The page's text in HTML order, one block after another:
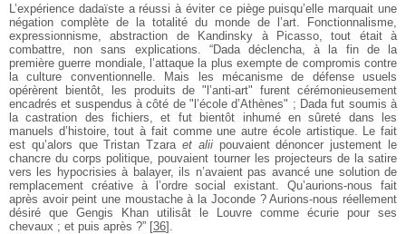
L’expérience dadaïste a réussi à éviter ce piège puisqu’elle marquait une
négation complète de la totalité du monde de l’art. Fonctionnalisme,
expressionnisme, abstraction de Kandinsky à Picasso, tout était à
combattre, non sans explications. “Dada déclencha, à la fin de la
première guerre mondiale, l’attaque la plus exempte de compromis contre
la culture conventionnelle. Mais les mécanisme de défense usuels
opérèrent bientôt, les produits de "l’anti-art" furent cérémonieusement
encadrés et suspendus à côté de "l’école d’Athènes" ; Dada fut soumis à
la castration des fichiers, et fut bientôt inhumé en sûreté dans les
manuels d’histoire, tout à fait comme une autre école artistique. Le fait
est qu’alors que Tristan Tzara et aliipouvaient dénoncer justement le
chancre du corps politique, pouvaient tourner les projecteurs de la satire
vers les hypocrisies à balayer, ils n’avaient pas avancé une solution de
remplacement créative à l’ordre social existant. Qu’aurions-nous fait
après avoir peint une moustache à la Joconde ? Aurions-nous réellement
désiré que Gengis Khan utilisât le Louvre comme écurie pour ses
chevaux ; et puis après ?” [36]